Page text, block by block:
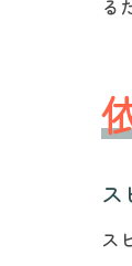
る
ス
ス